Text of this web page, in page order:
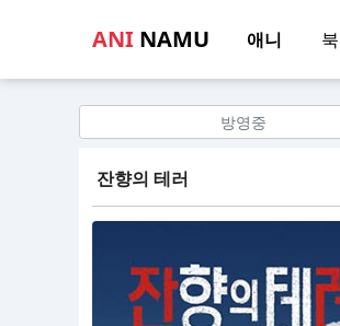
ANI NAMU 애니
방영중
잔향의 테러